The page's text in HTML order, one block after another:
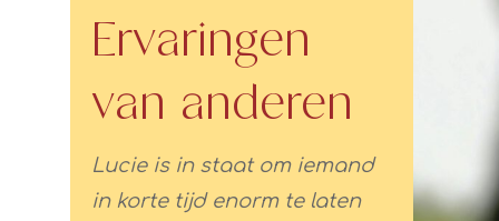
Ervaringen
van anderen
Lucie is in staat om iemand
in korte tijd enorm te laten